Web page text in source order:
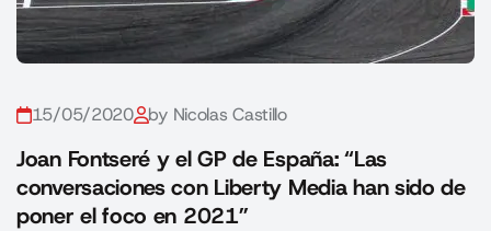
15/05/2020 by Nicolas Castillo
Joan Fontseré y el GP de España: “Las
conversaciones con Liberty Media han sido de
poner el foco en 2021”